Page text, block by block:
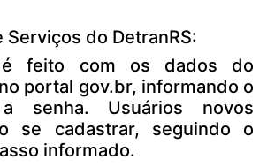
Serviços do DetranRS:
feito com os dados do
portal gov.br, informando o
senha. Usuários novos
se cadastrar, seguindo o
informado.